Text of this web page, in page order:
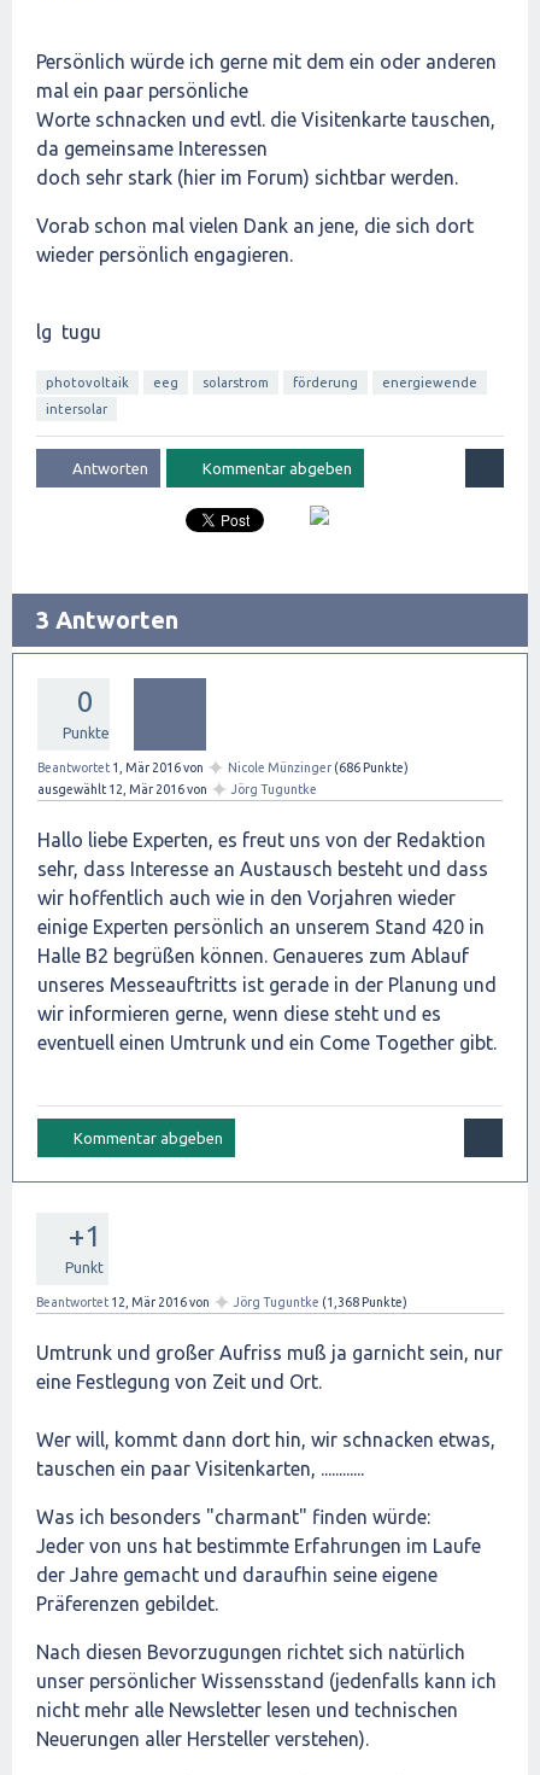
Persönlich würde ich gerne mit dem ein oder anderen
mal ein paar persönliche
Worte schnacken und evtl. die Visitenkarte tauschen,
da gemeinsame Interessen
doch sehr stark (hier im Forum) sichtbar werden.
Vorab schon mal vielen Dank an jene, die sich dort
wieder persönlich engagieren.
lg tugu
photovoltaik eeg solarstrom förderung
energiewende
intersolar
3 Antworten
0
Punkte
Beantwortet 1, Mär 2016von ✦ Nicole Münzinger (686 Punkte)
ausgewählt 12, Mär 2016von ✦ Jörg Tuguntke
Hallo liebe Experten, es freut uns von der Redaktion
sehr, dass Interesse an Austausch besteht und dass
wir hoffentlich auch wie in den Vorjahren wieder
einige Experten persönlich an unserem Stand 420 in
Halle B2 begrüßen können. Genaueres zum Ablauf
unseres Messeauftritts ist gerade in der Planung und
wir informieren gerne, wenn diese steht und es
eventuell einen Umtrunk und ein Come Together gibt.
+1
Punkt
Beantwortet 12, Mär 2016von ✦ Jörg Tuguntke (1,368 Punkte)
Umtrunk und großer Aufriss muß ja garnicht sein, nur
eine Festlegung von Zeit und Ort.
Wer will, kommt dann dort hin, wir schnacken etwas,
tauschen ein paar Visitenkarten, ............
Was ich besonders "charmant" finden würde:
Jeder von uns hat bestimmte Erfahrungen im Laufe
der Jahre gemacht und daraufhin seine eigene
Präferenzen gebildet.
Nach diesen Bevorzugungen richtet sich natürlich
unser persönlicher Wissensstand (jedenfalls kann ich
nicht mehr alle Newsletter lesen und technischen
Neuerungen aller Hersteller verstehen).